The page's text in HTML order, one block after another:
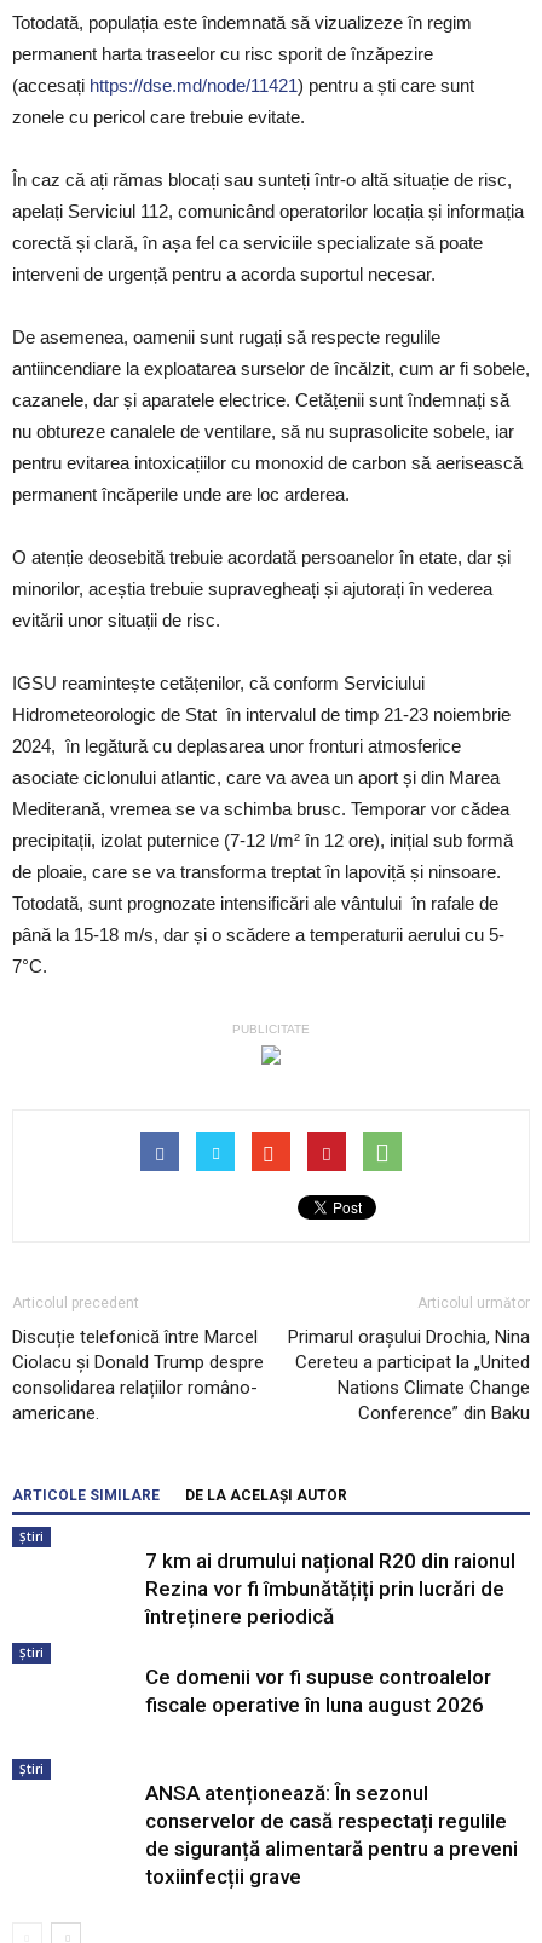
Totodată, populația este îndemnată să vizualizeze în regim
permanent harta traseelor cu risc sporit de înzăpezire
(accesați https://dse.md/node/11421) pentru a ști care sunt
zonele cu pericol care trebuie evitate.
În caz că ați rămas blocați sau sunteți într-o altă situație de risc,
apelați Serviciul 112, comunicând operatorilor locația și informația
corectă și clară, în așa fel ca serviciile specializate să poate
interveni de urgență pentru a acorda suportul necesar.
De asemenea, oamenii sunt rugați să respecte regulile
antiincendiare la exploatarea surselor de încălzit, cum ar fi sobele,
cazanele, dar și aparatele electrice. Cetățenii sunt îndemnați să
nu obtureze canalele de ventilare, să nu suprasolicite sobele, iar
pentru evitarea intoxicațiilor cu monoxid de carbon să aerisească
permanent încăperile unde are loc arderea.
O atenție deosebită trebuie acordată persoanelor în etate, dar și
minorilor, aceștia trebuie supravegheați și ajutorați în vederea
evitării unor situații de risc.
IGSU reamintește cetățenilor, că conform Serviciului
Hidrometeorologic de Stat în intervalul de timp 21-23 noiembrie
2024, în legătură cu deplasarea unor fronturi atmosferice
asociate ciclonului atlantic, care va avea un aport și din Marea
Mediterană, vremea se va schimba brusc. Temporar vor cădea
precipitații, izolat puternice (7-12 l/m² în 12 ore), inițial sub formă
de ploaie, care se va transforma treptat în lapoviță și ninsoare.
Totodată, sunt prognozate intensificări ale vântului în rafale de
până la 15-18 m/s, dar și o scădere a temperaturii aerului cu 5-
7°C.
PUBLICITATE
Articolul precedent
Discuție telefonică între Marcel
Ciolacu și Donald Trump despre
consolidarea relațiilor româno-
americane.
Articolul următor
Primarul orașului Drochia, Nina
Cereteu a participat la „United
Nations Climate Change
Conference” din Baku
ARTICOLE SIMILARE DE LA ACELAȘI AUTOR
Știri
7 km ai drumului național R20 din raionul
Rezina vor fi îmbunătățiți prin lucrări de
întreținere periodică
Știri
Ce domenii vor fi supuse controalelor
fiscale operative în luna august 2026
Știri
ANSA atenționează: În sezonul
conservelor de casă respectați regulile
de siguranță alimentară pentru a preveni
toxiinfecții grave